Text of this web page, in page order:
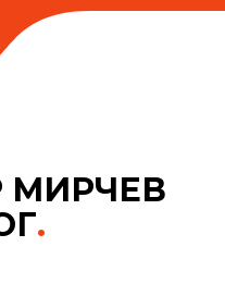
МИРЧЕВ
.